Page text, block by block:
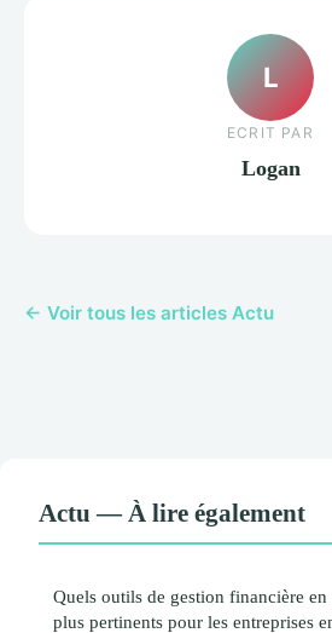
L
ECRIT PAR
Logan
← Voir tous les articles Actu
Actu — À lire également
Quels outils de gestion financière en
plus pertinents pour les entreprises